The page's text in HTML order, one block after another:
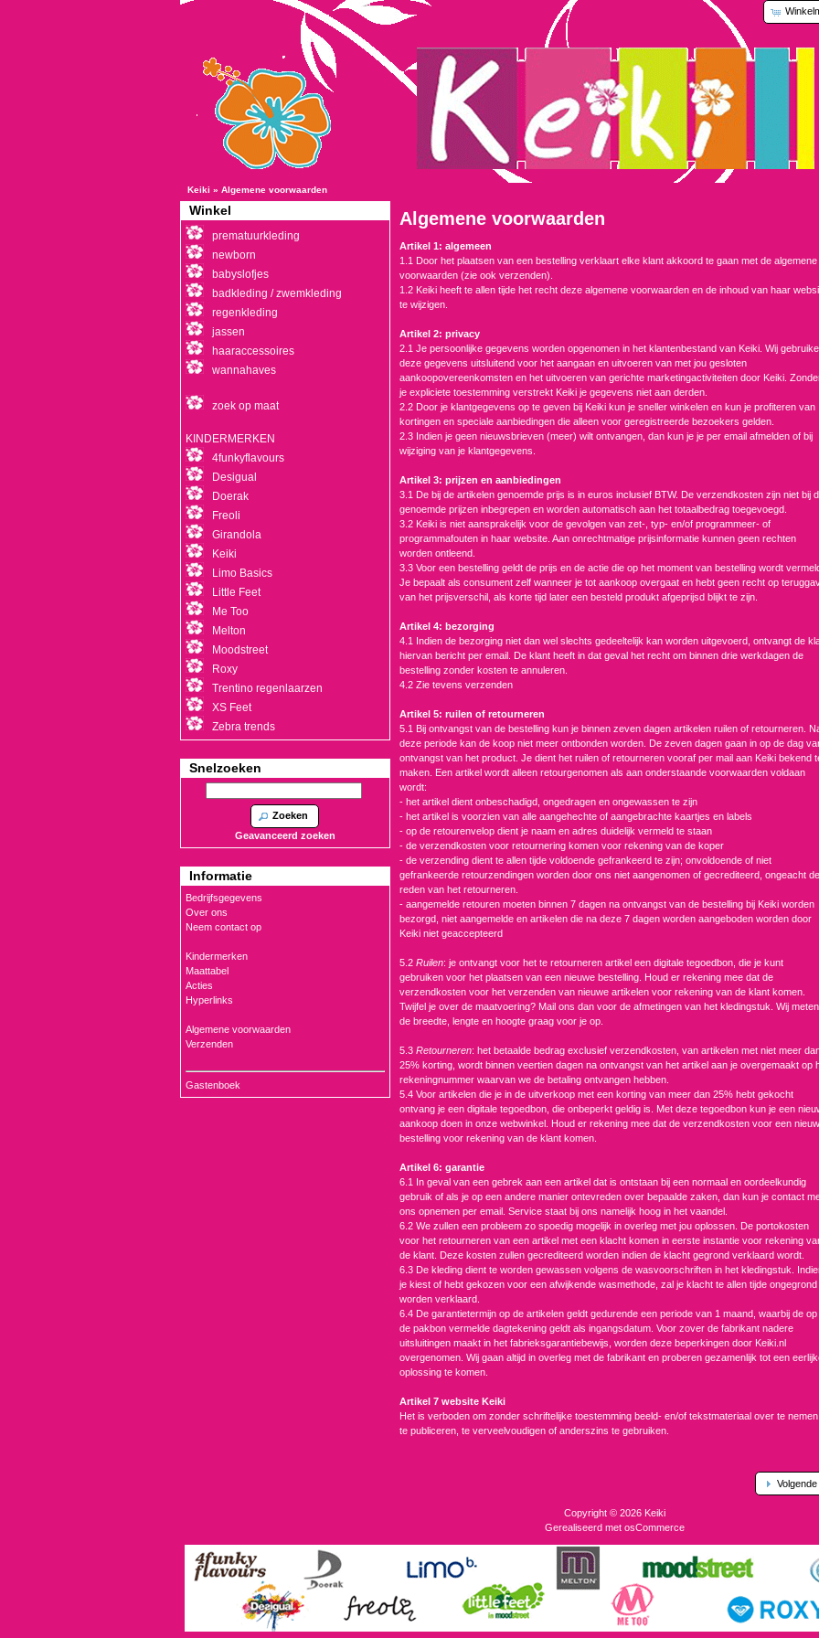
Keiki » Algemene voorwaarden
Algemene voorwaarden
Artikel 1: algemeen
1.1 Door het plaatsen van een bestelling verklaart elke klant akkoord te gaan met de algemene
voorwaarden (zie ook verzenden).
1.2 Keiki heeft te allen tijde het recht deze algemene voorwaarden en de inhoud van haar
te wijzigen.
Artikel 2: privacy
2.1 Je persoonlijke gegevens worden opgenomen in het klantenbestand van Keiki. Wij
deze gegevens uitsluitend voor het aangaan en uitvoeren van met jou gesloten
aankoopovereenkomsten en het uitvoeren van gerichte marketingactiviteiten door Keiki.
je expliciete toestemming verstrekt Keiki je gegevens niet aan derden.
2.2 Door je klantgegevens op te geven bij Keiki kun je sneller winkelen en kun je profiteren van
kortingen en speciale aanbiedingen die alleen voor geregistreerde bezoekers gelden.
2.3 Indien je geen nieuwsbrieven (meer) wilt ontvangen, dan kun je je per email afmelden of bij
wijziging van je klantgegevens.
Artikel 3: prijzen en aanbiedingen
3.1 De bij de artikelen genoemde prijs is in euros inclusief BTW. De verzendkosten zijn niet bij
genoemde prijzen inbegrepen en worden automatisch aan het totaalbedrag toegevoegd.
3.2 Keiki is niet aansprakelijk voor de gevolgen van zet-, typ- en/of programmeer- of
programmafouten in haar website. Aan onrechtmatige prijsinformatie kunnen geen rechten
worden ontleend.
3.3 Voor een bestelling geldt de prijs en de actie die op het moment van bestelling wordt
Je bepaalt als consument zelf wanneer je tot aankoop overgaat en hebt geen recht op
van het prijsverschil, als korte tijd later een besteld produkt afgeprijsd blijkt te zijn.
Artikel 4: bezorging
4.1 Indien de bezorging niet dan wel slechts gedeeltelijk kan worden uitgevoerd, ontvangt de
hiervan bericht per email. De klant heeft in dat geval het recht om binnen drie werkdagen de
bestelling zonder kosten te annuleren.
4.2 Zie tevens verzenden
Artikel 5: ruilen of retourneren
5.1 Bij ontvangst van de bestelling kun je binnen zeven dagen artikelen ruilen of retourneren.
deze periode kan de koop niet meer ontbonden worden. De zeven dagen gaan in op de dag
ontvangst van het product. Je dient het ruilen of retourneren vooraf per mail aan Keiki bekend
maken. Een artikel wordt alleen retourgenomen als aan onderstaande voorwaarden voldaan
wordt:
- het artikel dient onbeschadigd, ongedragen en ongewassen te zijn
- het artikel is voorzien van alle aangehechte of aangebrachte kaartjes en labels
- op de retourenvelop dient je naam en adres duidelijk vermeld te staan
- de verzendkosten voor retournering komen voor rekening van de koper
- de verzending dient te allen tijde voldoende gefrankeerd te zijn; onvoldoende of niet
gefrankeerde retourzendingen worden door ons niet aangenomen of gecrediteerd, ongeacht de
reden van het retourneren.
- aangemelde retouren moeten binnen 7 dagen na ontvangst van de bestelling bij Keiki worden
bezorgd, niet aangemelde en artikelen die na deze 7 dagen worden aangeboden worden door
Keiki niet geaccepteerd
5.2 Ruilen: je ontvangt voor het te retourneren artikel een digitale tegoedbon, die je kunt
gebruiken voor het plaatsen van een nieuwe bestelling. Houd er rekening mee dat de
verzendkosten voor het verzenden van nieuwe artikelen voor rekening van de klant komen.
Twijfel je over de maatvoering? Mail ons dan voor de afmetingen van het kledingstuk. Wij meten
de breedte, lengte en hoogte graag voor je op.
5.3 Retourneren: het betaalde bedrag exclusief verzendkosten, van artikelen met niet meer
25% korting, wordt binnen veertien dagen na ontvangst van het artikel aan je overgemaakt op
rekeningnummer waarvan we de betaling ontvangen hebben.
5.4 Voor artikelen die je in de uitverkoop met een korting van meer dan 25% hebt gekocht
ontvang je een digitale tegoedbon, die onbeperkt geldig is. Met deze tegoedbon kun je een
aankoop doen in onze webwinkel. Houd er rekening mee dat de verzendkosten voor een
bestelling voor rekening van de klant komen.
Artikel 6: garantie
6.1 In geval van een gebrek aan een artikel dat is ontstaan bij een normaal en oordeelkundig
gebruik of als je op een andere manier ontevreden over bepaalde zaken, dan kun je contact
ons opnemen per email. Service staat bij ons namelijk hoog in het vaandel.
6.2 We zullen een probleem zo spoedig mogelijk in overleg met jou oplossen. De portokosten
voor het retourneren van een artikel met een klacht komen in eerste instantie voor rekening
de klant. Deze kosten zullen gecrediteerd worden indien de klacht gegrond verklaard wordt.
6.3 De kleding dient te worden gewassen volgens de wasvoorschriften in het kledingstuk.
je kiest of hebt gekozen voor een afwijkende wasmethode, zal je klacht te allen tijde ongegrond
worden verklaard.
6.4 De garantietermijn op de artikelen geldt gedurende een periode van 1 maand, waarbij de op
de pakbon vermelde dagtekening geldt als ingangsdatum. Voor zover de fabrikant nadere
uitsluitingen maakt in het fabrieksgarantiebewijs, worden deze beperkingen door Keiki.nl
overgenomen. Wij gaan altijd in overleg met de fabrikant en proberen gezamenlijk tot een
oplossing te komen.
Artikel 7 website Keiki
Het is verboden om zonder schriftelijke toestemming beeld- en/of tekstmateriaal over te nemen,
te publiceren, te verveelvoudigen of anderszins te gebruiken.
Volgende
Winkel
prematuurkleding
newborn
babyslofjes
badkleding / zwemkleding
regenkleding
jassen
haaraccessoires
wannahaves
zoek op maat
KINDERMERKEN
4funkyflavours
Desigual
Doerak
Freoli
Girandola
Keiki
Limo Basics
Little Feet
Me Too
Melton
Moodstreet
Roxy
Trentino regenlaarzen
XS Feet
Zebra trends
Snelzoeken
Zoeken
Geavanceerd zoeken
Informatie
Bedrijfsgegevens
Over ons
Neem contact op
Kindermerken
Maattabel
Acties
Hyperlinks
Algemene voorwaarden
Verzenden
Gastenboek
Copyright © 2026 Keiki
Gerealiseerd met osCommerce